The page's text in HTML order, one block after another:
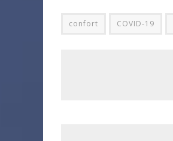
confort COVID-19